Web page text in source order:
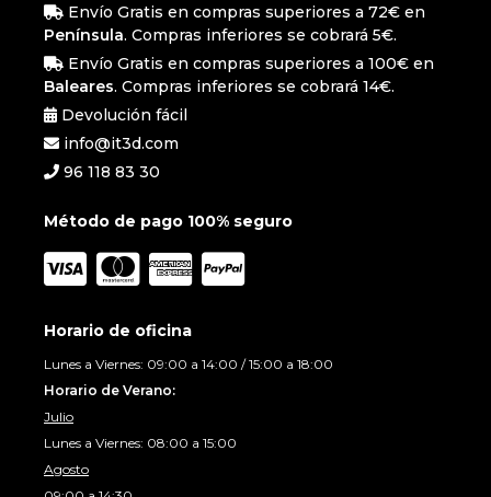
Envío Gratis en compras superiores a 72€ en
Península. Compras inferiores se cobrará 5€.
Envío Gratis en compras superiores a 100€ en
Baleares. Compras inferiores se cobrará 14€.
Devolución fácil
info@it3d.com
96 118 83 30
Método de pago 100% seguro
Horario de oficina
Lunes a Viernes: 09:00 a 14:00 / 15:00 a 18:00
Horario de Verano:
Julio
Lunes a Viernes: 08:00 a 15:00
Agosto